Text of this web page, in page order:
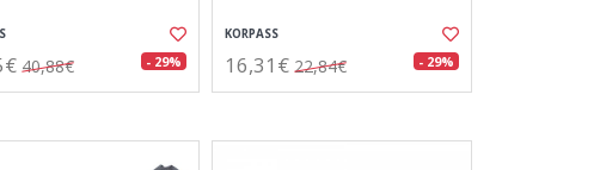
40,88€ - 29%
KORPASS
16,31€ 22,84€ - 29%